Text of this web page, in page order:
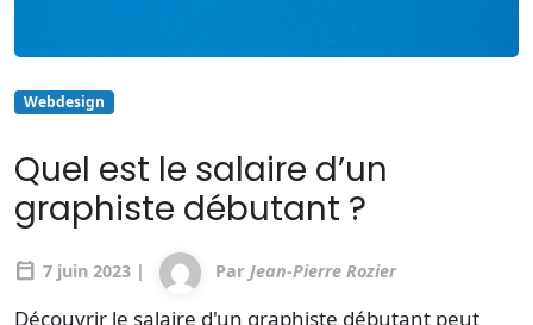
Webdesign
Quel est le salaire d’un
graphiste débutant ?
calendar_today 7 juin 2023 | Par Jean-Pierre Rozier
Découvrir le salaire d'un graphiste débutant peut